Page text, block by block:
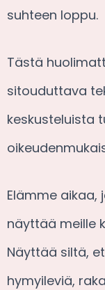
suhteen loppu.
Tästä
sitouduttava
keskusteluista
Elämme aikaa,
näyttää meille
Näyttää siltä,
hymyileviä,